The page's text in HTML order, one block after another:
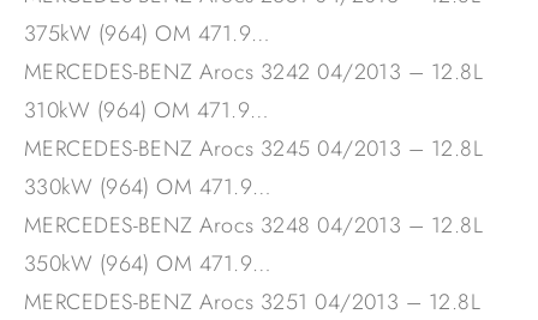
375kW (964) OM 471.9…
MERCEDES-BENZ Arocs 3242 04/2013 – 12.8L
310kW (964) OM 471.9…
MERCEDES-BENZ Arocs 3245 04/2013 – 12.8L
330kW (964) OM 471.9…
MERCEDES-BENZ Arocs 3248 04/2013 – 12.8L
350kW (964) OM 471.9…
MERCEDES-BENZ Arocs 3251 04/2013 – 12.8L